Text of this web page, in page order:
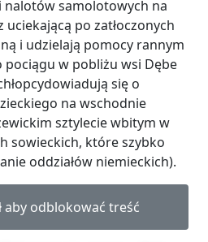
nalotów samolotowych na
po zatłoczonych
i udzielają pomocy rannym
w pobliżu wsi Dębe
się o
na wschodnie
sztylecie wbitym w
sowieckich, które szybko
oddziałów niemieckich).
aby odblokować treść